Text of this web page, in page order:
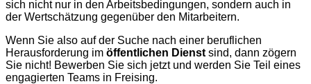
sich nicht nur in den Arbeitsbedingungen, sondern auch in
der Wertschätzung gegenüber den Mitarbeitern.
Wenn Sie also auf der Suche nach einer beruflichen
Herausforderung im öffentlichen Dienst sind, dann zögern
Sie nicht! Bewerben Sie sich jetzt und werden Sie Teil eines
engagierten Teams in Freising.